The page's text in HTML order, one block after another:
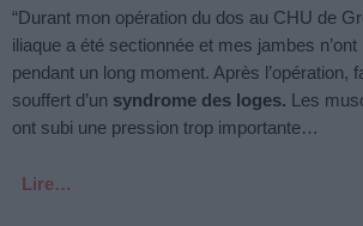
“Durant mon opération du dos au CHU de
iliaque a été sectionnée et mes jambes
pendant un long moment. Après l’opération,
souffert d’un syndrome des loges. Les
ont subi une pression trop importante…
Lire…